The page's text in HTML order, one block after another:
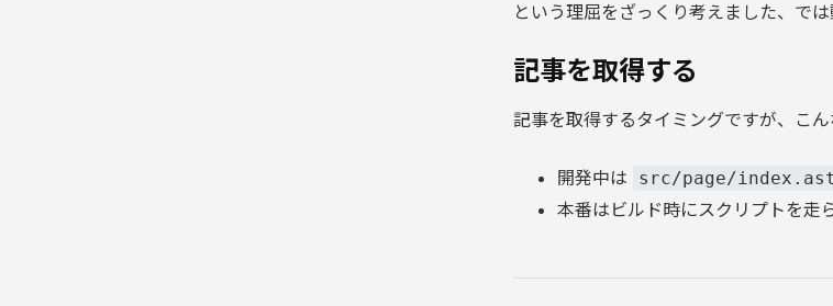
という理屈をざっくり考えました、では
記事を取得する
記事を取得するタイミングですが、こん
開発中は src/page/
本番はビルド時にスクリプトを走